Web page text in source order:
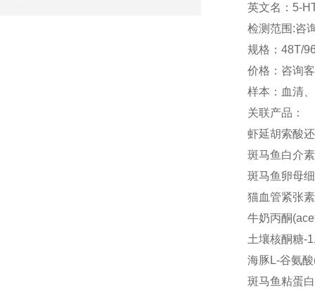
英文名：5-
检测范围:咨
规格：48T/
价格：咨询
样本：血清
关联产品：
虾延胡索酸
斑马鱼白介
斑马鱼卵母
猫血管紧张
牛奶丙酮
土壤核酮糖-
海豚L-谷氨
斑马鱼粘蛋